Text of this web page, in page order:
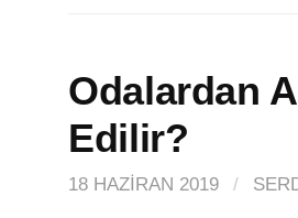
Odalardan
Edilir?
18 HAZIRAN 2019 /